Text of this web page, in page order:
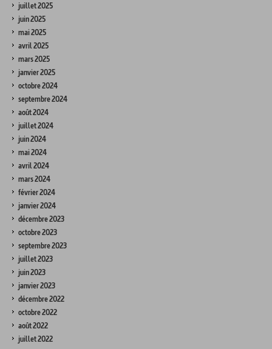
juillet 2025
juin 2025
mai 2025
avril 2025
mars 2025
janvier 2025
octobre 2024
septembre 2024
août 2024
juillet 2024
juin 2024
mai 2024
avril 2024
mars 2024
février 2024
janvier 2024
décembre 2023
octobre 2023
septembre 2023
juillet 2023
juin 2023
janvier 2023
décembre 2022
octobre 2022
août 2022
juillet 2022